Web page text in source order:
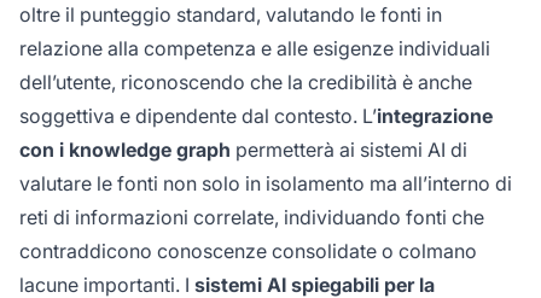
oltre il punteggio standard, valutando le fonti in
relazione alla competenza e alle esigenze individuali
dell’utente, riconoscendo che la credibilità è anche
soggettiva e dipendente dal contesto. L’integrazione
con i knowledge graph permetterà ai sistemi AI di
valutare le fonti non solo in isolamento ma all’interno di
reti di informazioni correlate, individuando fonti che
contraddicono conoscenze consolidate o colmano
lacune importanti. I sistemi AI spiegabili per la